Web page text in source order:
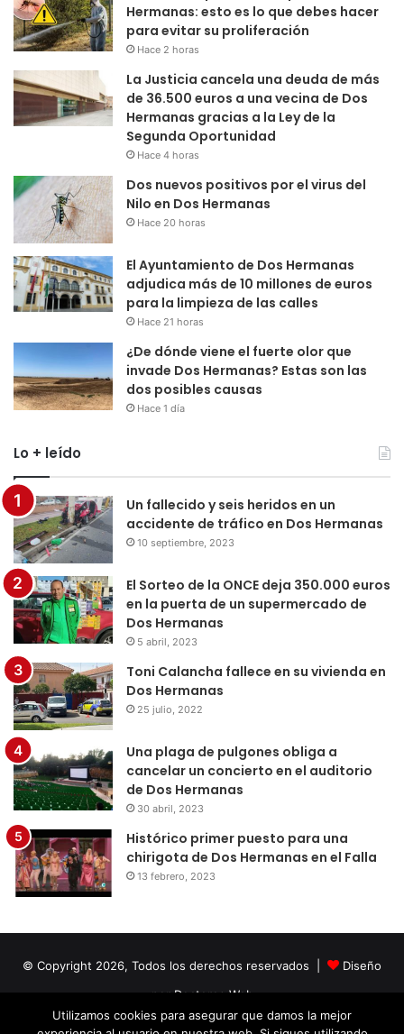
Hermanas: esto es lo que debes hacer
para evitar su proliferación
Hace 2 horas
La Justicia cancela una deuda de más
de 36.500 euros a una vecina de Dos
Hermanas gracias a la Ley de la
Segunda Oportunidad
Hace 4 horas
Dos nuevos positivos por el virus del
Nilo en Dos Hermanas
Hace 20 horas
El Ayuntamiento de Dos Hermanas
adjudica más de 10 millones de euros
para la limpieza de las calles
Hace 21 horas
¿De dónde viene el fuerte olor que
invade Dos Hermanas? Estas son las
dos posibles causas
Hace 1 día
Lo + leído
Un fallecido y seis heridos en un
accidente de tráfico en Dos Hermanas
10 septiembre, 2023
El Sorteo de la ONCE deja 350.000 euros
en la puerta de un supermercado de
Dos Hermanas
5 abril, 2023
Toni Calancha fallece en su vivienda en
Dos Hermanas
25 julio, 2022
Una plaga de pulgones obliga a
cancelar un concierto en el auditorio
de Dos Hermanas
30 abril, 2023
Histórico primer puesto para una
chirigota de Dos Hermanas en el Falla
13 febrero, 2023
© Copyright 2026, Todos los derechos reservados |
Diseño
por Doctores Web
Utilizamos cookies para asegurar que damos la mejor